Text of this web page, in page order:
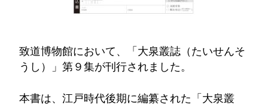
致道博物館において、「大泉叢誌（たいせんそ
うし）」第９集が刊行されました。
本書は、江戸時代後期に編纂された「大泉叢